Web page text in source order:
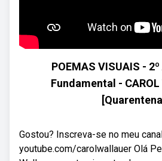
POEMAS VISUAIS -
Fundamental - CAROL
Gostou? Inscreva-se no meu
youtube.com/carolwallauer Olá